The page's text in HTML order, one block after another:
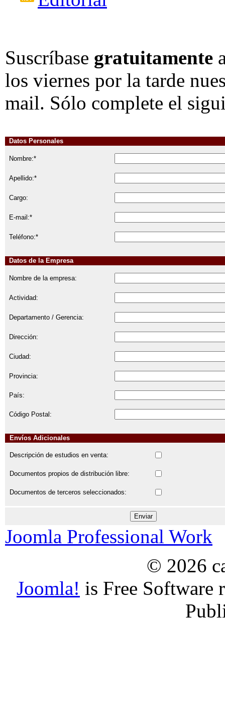
Suscríbase gratuitamente
los viernes por la tarde
mail. Sólo complete el
Datos Personales
Nombre:*
Apellido:*
Cargo:
E-mail:*
Teléfono:*
Datos de la Empresa
Nombre de la empresa:
Actividad:
Departamento / Gerencia:
Dirección:
Ciudad:
Provincia:
País:
Código Postal:
Envíos Adicionales
Descripción de estudios en venta:
Documentos propios de distribución libre:
Documentos de terceros seleccionados:
Joomla Professional Work
© 2026
Joomla! is Free Software